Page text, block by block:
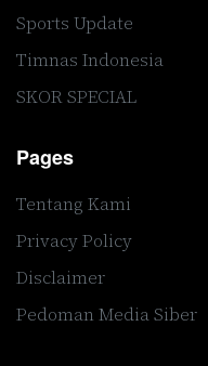
Sports Update
Timnas Indonesia
SKOR SPECIAL
Pages
Tentang Kami
Privacy Policy
Disclaimer
Pedoman Media Siber